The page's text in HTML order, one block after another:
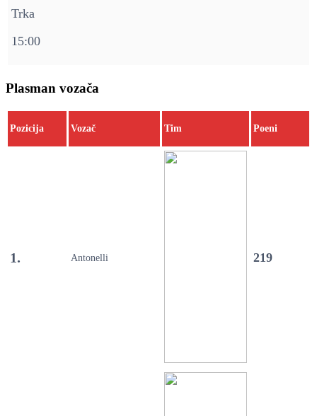
Trka
15:00
Plasman vozača
Pozicija Vozač Tim Poeni
1. Antonelli 219